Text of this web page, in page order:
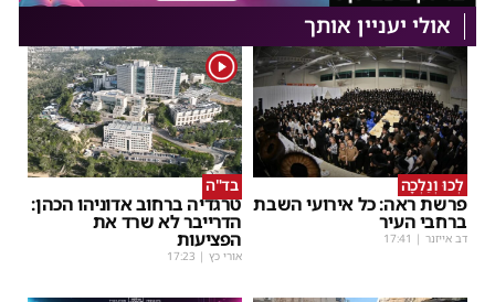
אולי יעניין אותך
לְכוּ וְנֵלְכָה
פרשת ראה: כל אירועי השבת
ברחבי העיר
דב אייזנר |
17:41
1
בד"ה
טרגדיה ברחוב אדוניהו הכהן:
הדרייבר לא שרד את
הפציעות
אורי כץ |
17:23